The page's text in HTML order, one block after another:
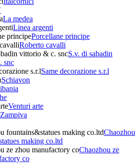
La medea
Linea argenti
Porcellane principe
Roberto cavalli
S.v. di sabadin
snc
Same decorazione s.r.l
Schiavon
Venturi arte
Zampiva
Chaozhou
making co.ltd
Chaozhou ze
co